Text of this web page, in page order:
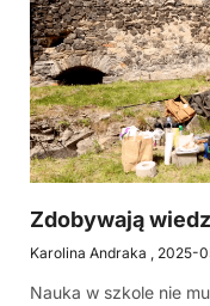
Zdobywają
Karolina Andraka 2025-
Nauka w szkole nie